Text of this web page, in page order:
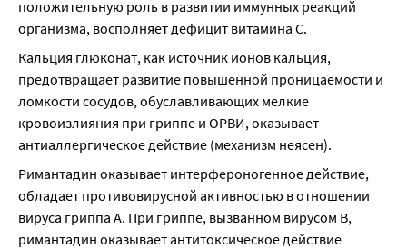
положительную роль в развитии иммунных реакций
организма, восполняет дефицит витамина С.
Кальция глюконат, как источник ионов кальция,
предотвращает развитие повышенной проницаемости и
ломкости сосудов, обуславливающих мелкие
кровоизлияния при гриппе и ОРВИ, оказывает
антиаллергическое действие (механизм неясен).
Римантадин оказывает интерфероногенное действие,
обладает противовирусной активностью в отношении
вируса гриппа А. При гриппе, вызванном вирусом В,
римантадин оказывает антитоксическое действие